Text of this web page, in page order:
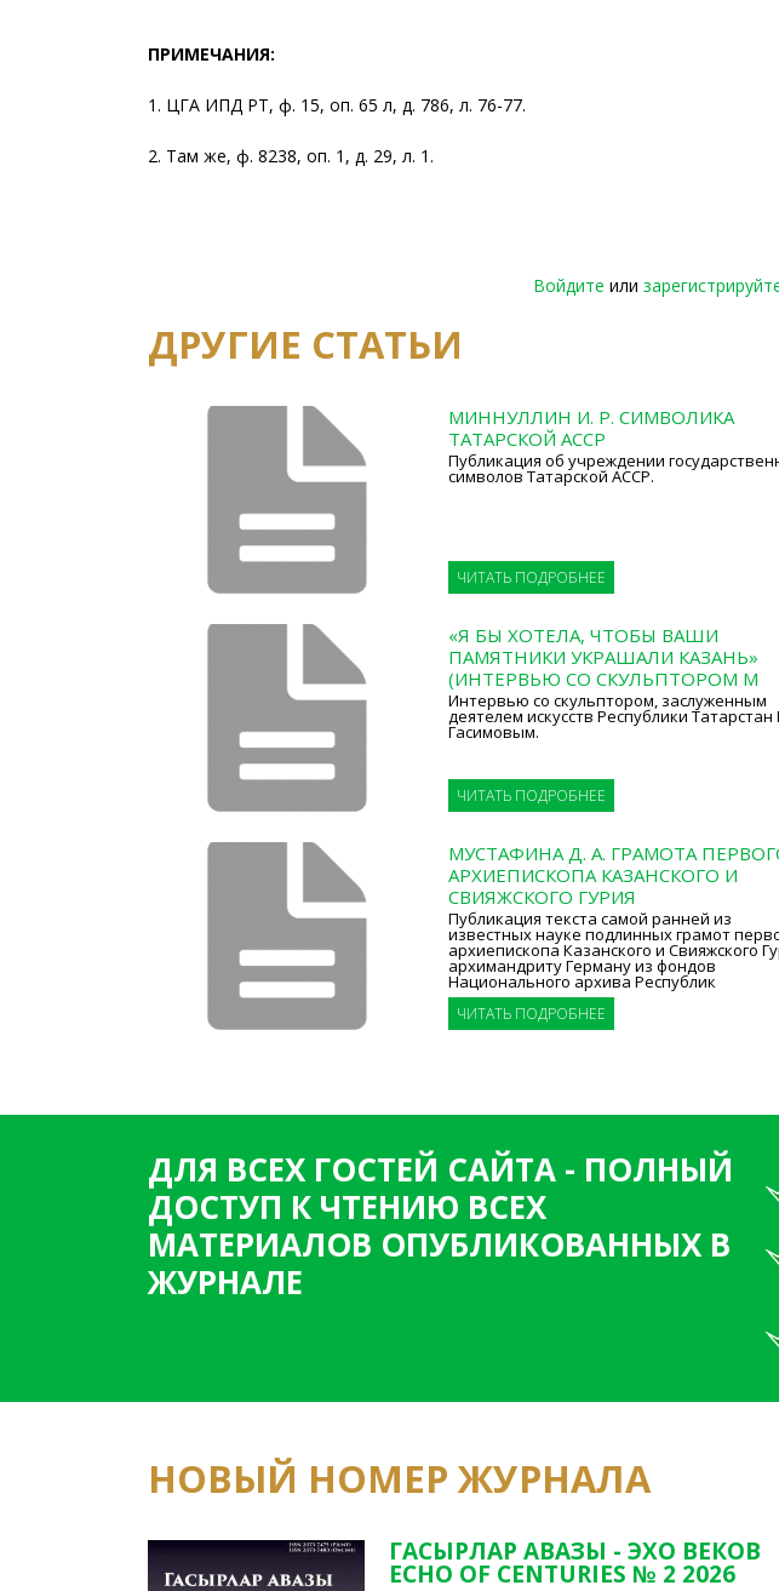
ПРИМЕЧАНИЯ:
1. ЦГА ИПД РТ, ф. 15, оп. 65 л, д. 786, л. 76-77.
2. Там же, ф. 8238, оп. 1, д. 29, л. 1.
Войдите или
ДРУГИЕ СТАТЬИ
МИННУЛЛИН И. Р. СИМВОЛИКА
ТАТАРСКОЙ АССР
Публикация об учреждении
символов Татарской АССР.
ЧИТАТЬ ПОДРОБНЕЕ
«Я БЫ ХОТЕЛА, ЧТОБЫ ВАШИ
ПАМЯТНИКИ УКРАШАЛИ КАЗАНЬ»
(ИНТЕРВЬЮ СО СКУЛЬПТОРОМ М
Интервью со скульптором, заслуженным
деятелем искусств Республики
Гасимовым.
ЧИТАТЬ ПОДРОБНЕЕ
МУСТАФИНА Д. А. ГРАМОТА
АРХИЕПИСКОПА КАЗАНСКОГО И
СВИЯЖСКОГО ГУРИЯ
Публикация текста самой ранней из
известных науке подлинных грамот
архиепископа Казанского и Свияжского
архимандриту Герману из фондов
Национального архива Республик
ЧИТАТЬ ПОДРОБНЕЕ
ДЛЯ ВСЕХ ГОСТЕЙ САЙТА - ПОЛНЫЙ
ДОСТУП К ЧТЕНИЮ ВСЕХ
МАТЕРИАЛОВ ОПУБЛИКОВАННЫХ В
ЖУРНАЛЕ
НОВЫЙ НОМЕР ЖУРНАЛА
ГАСЫРЛАР АВАЗЫ - ЭХО ВЕКОВ
ECHO OF CENTURIES № 2 2026